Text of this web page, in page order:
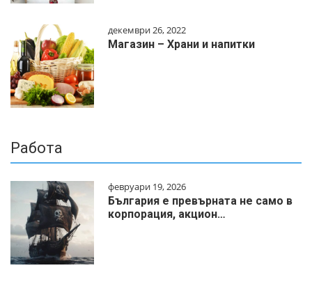
декември 26, 2022
Магазин – Храни и напитки
Работа
февруари 19, 2026
България е превърната не само в
корпорация, акцион…